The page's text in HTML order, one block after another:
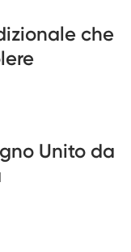
che
Unito da